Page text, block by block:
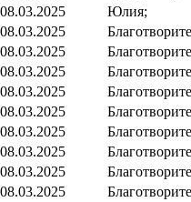
08.03.2025
Юлия;
08.03.2025
08.03.2025
08.03.2025
08.03.2025
08.03.2025
08.03.2025
08.03.2025
08.03.2025
08.03.2025